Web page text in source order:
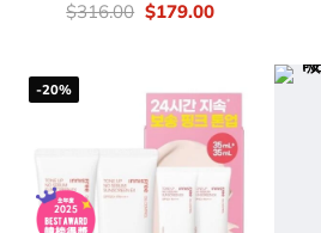
價
錢：
$316.00 Original
price
$179.00Current
$179.00.
-20%